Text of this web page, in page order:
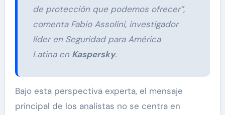
de protección que podemos ofrecer”,
comenta Fabio Assolini, investigador
líder en Seguridad para América
Latina en Kaspersky.
Bajo esta perspectiva experta, el mensaje
principal de los analistas no se centra en